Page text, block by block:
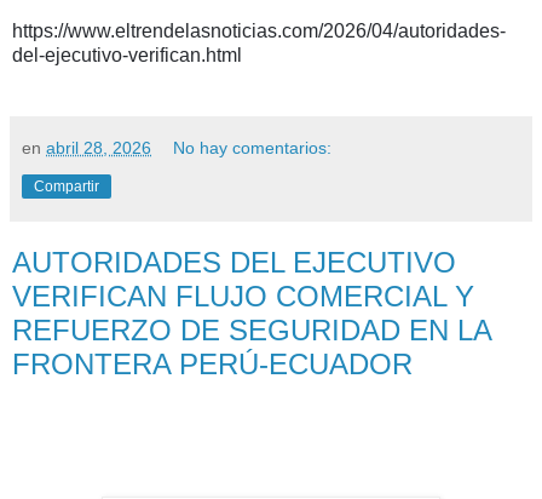
https://www.eltrendelasnoticias.com/2026/04/autoridades-
del-ejecutivo-verifican.html
en abril 28, 2026 No hay comentarios:
Compartir
AUTORIDADES DEL EJECUTIVO
VERIFICAN FLUJO COMERCIAL Y
REFUERZO DE SEGURIDAD EN LA
FRONTERA PERÚ-ECUADOR